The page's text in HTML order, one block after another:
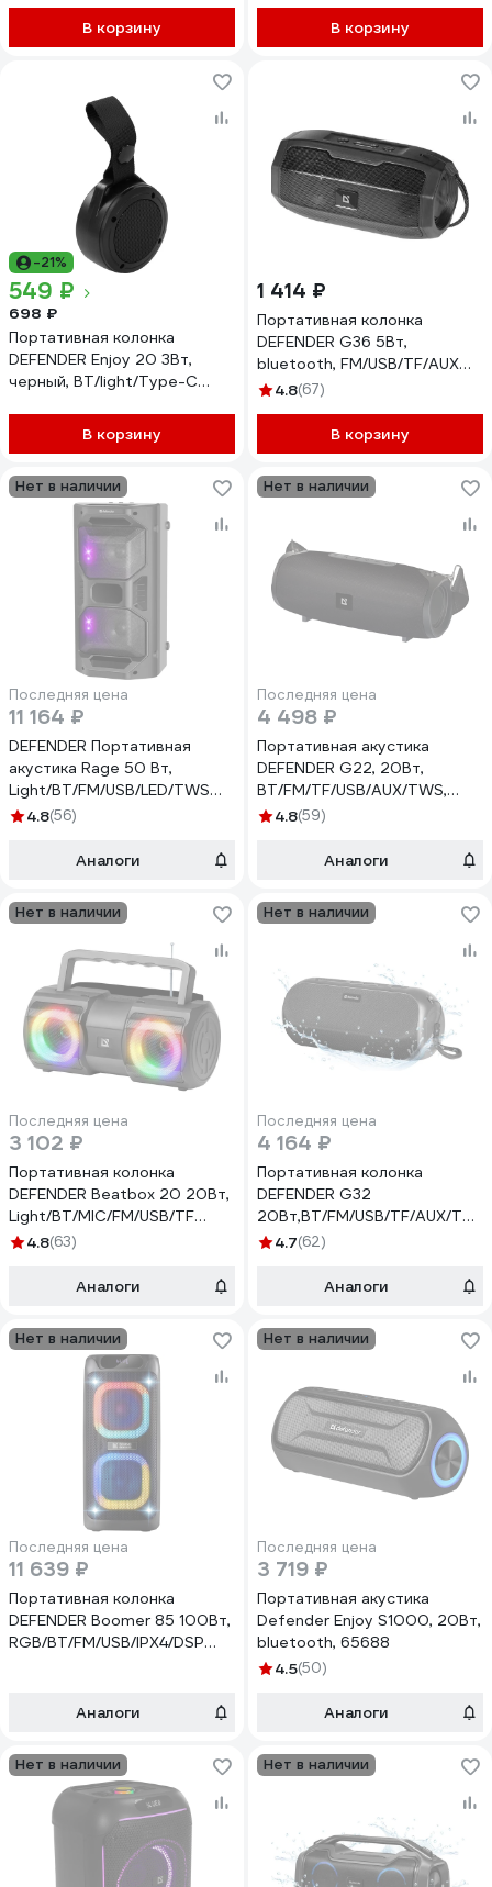
В корзину В корзину
-21%
549 ₽
698 ₽
Портативная колонка
DEFENDER Enjoy 20 3Вт,
черный, BT/light/Type-C
В корзину
1 414 ₽
Портативная колонка
DEFENDER G36 5Вт,
bluetooth, FM/USB/TF/AUX
65036
4.8(67)
В корзину
Нет в наличии
Последняя цена
11 164 ₽
DEFENDER Портативная
акустика Rage 50 Вт,
Light/BT/FM/USB/LED/TWS
65109
4.8(56)
Аналоги
Нет в наличии
Последняя цена
4 498 ₽
Портативная акустика
DEFENDER G22, 20Вт,
BT/FM/TF/USB/AUX/TWS,
65122
4.8(59)
Аналоги
Нет в наличии
Последняя цена
3 102 ₽
Портативная колонка
DEFENDER Beatbox 20 20Вт,
Light/BT/MIC/FM/USB/TF
65420
4.8(63)
Аналоги
Нет в наличии
Последняя цена
4 164 ₽
Портативная колонка
DEFENDER G32
20Вт,BT/FM/USB/TF/AUX/
65232
4.7(62)
Аналоги
Нет в наличии
Последняя цена
11 639 ₽
Портативная колонка
DEFENDER Boomer 85 100Вт,
RGB/BT/FM/USB/IPX4/DSP
Аналоги
Нет в наличии
Последняя цена
3 719 ₽
Портативная акустика
Defender Enjoy S1000, 20Вт,
bluetooth, 65688
4.5(50)
Аналоги
Нет в наличии Нет в наличии